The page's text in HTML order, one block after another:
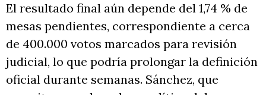
El resultado final aún depende del 1,74 % de
mesas pendientes, correspondiente a cerca
de 400.000 votos marcados para revisión
judicial, lo que podría prolongar la definición
oficial durante semanas. Sánchez, que